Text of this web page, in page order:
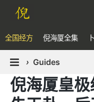
全国经方 倪海厦全集
› Guides
倪海厦皇